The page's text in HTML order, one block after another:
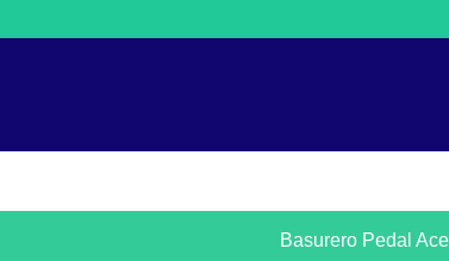
Basurero Pedal